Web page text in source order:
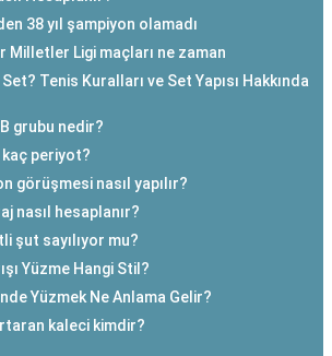
38 yıl şampiyon olamadı
Milletler Ligi maçları ne zaman
Tenis Kuralları ve Set Yapısı Hakkında
grubu nedir?
kaç periyot?
görüşmesi nasıl yapılır?
nasıl hesaplanır?
şut sayılıyor mu?
Yüzme Hangi Stil?
Yüzmek Ne Anlama Gelir?
kaleci kimdir?